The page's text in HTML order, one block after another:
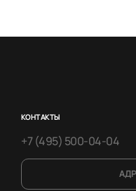
КОНТАКТЫ
+7 (495) 500-04-04